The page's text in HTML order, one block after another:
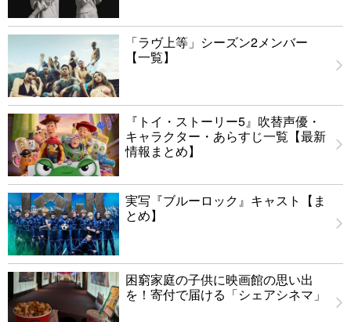
「ラヴ上等」シーズン2メンバー
【一覧】
『トイ・ストーリー5』吹替声優・
キャラクター・あらすじ一覧【最新
情報まとめ】
実写『ブルーロック』キャスト【ま
とめ】
困窮家庭の子供に映画館の思い出
を！寄付で届ける「シェアシネマ」